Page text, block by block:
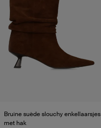
Bruine suède slouchy enkellaarsjes
met hak